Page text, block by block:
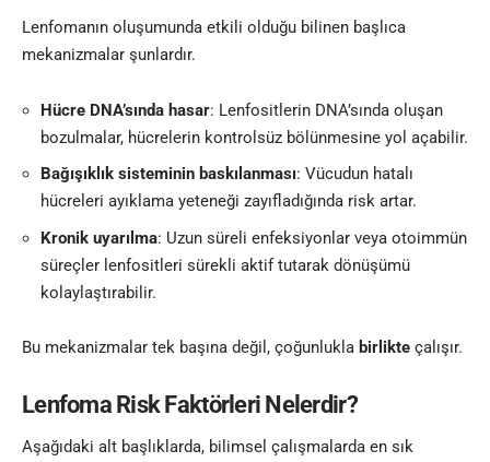
Lenfomanın oluşumunda etkili olduğu bilinen başlıca
mekanizmalar şunlardır.
Hücre DNA’sında hasar: Lenfositlerin DNA’sında oluşan
bozulmalar, hücrelerin kontrolsüz bölünmesine yol açabilir.
Bağışıklık sisteminin baskılanması: Vücudun hatalı
hücreleri ayıklama yeteneği zayıfladığında risk artar.
Kronik uyarılma: Uzun süreli enfeksiyonlar veya otoimmün
süreçler lenfositleri sürekli aktif tutarak dönüşümü
kolaylaştırabilir.
Bu mekanizmalar tek başına değil, çoğunlukla birlikte çalışır.
Lenfoma Risk Faktörleri Nelerdir?
Aşağıdaki alt başlıklarda, bilimsel çalışmalarda en sık